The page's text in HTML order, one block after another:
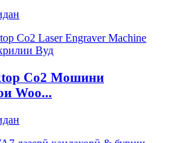
Co2 Мошини
Woo...